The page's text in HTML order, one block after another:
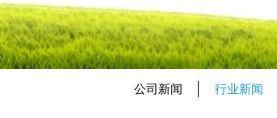
公司新闻 行业新闻